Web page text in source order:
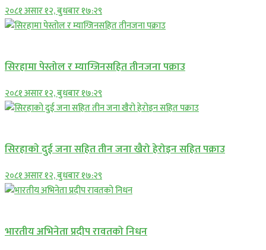
२०८१ असार १२, बुधबार १७:२९
सिरहामा पेस्तोल र म्याग्जिनसहित तीनजना पक्राउ
२०८१ असार १२, बुधबार १७:२९
सिरहाकाे दुई जना सहित तीन जना खैरो हेरोइन सहित पक्राउ
२०८१ असार १२, बुधबार १७:२९
भारतीय अभिनेता प्रदीप रावतको निधन